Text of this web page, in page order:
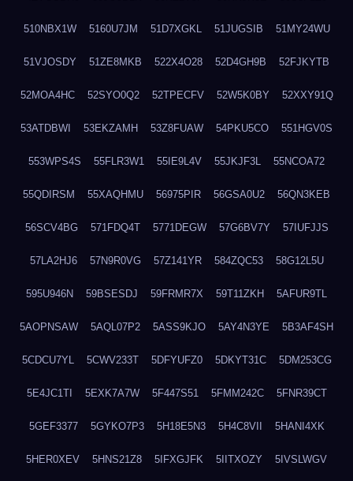
510NBX1W 5160U7JM 51D7XGKL 51JUGSIB 51MY24WU
51VJOSDY 51ZE8MKB 522X4O28 52D4GH9B 52FJKYTB
52MOA4HC 52SYO0Q2 52TPECFV 52W5K0BY 52XXY91Q
53ATDBWI 53EKZAMH 53Z8FUAW 54PKU5CO 551HGV0S
553WPS4S 55FLR3W1 55IE9L4V 55JKJF3L 55NCOA72
55QDIRSM 55XAQHMU 56975PIR 56GSA0U2 56QN3KEB
56SCV4BG 571FDQ4T 5771DEGW 57G6BV7Y 57IUFJJS
57LA2HJ6 57N9R0VG 57Z141YR 584ZQC53 58G12L5U
595U946N 59BSESDJ 59FRMR7X 59T11ZKH 5AFUR9TL
5AOPNSAW 5AQL07P2 5ASS9KJO 5AY4N3YE 5B3AF4SH
5CDCU7YL 5CWV233T 5DFYUFZ0 5DKYT31C 5DM253CG
5E4JC1TI 5EXK7A7W 5F447S51 5FMM242C 5FNR39CT
5GEF3377 5GYKO7P3 5H18E5N3 5H4C8VII 5HANI4XK
5HER0XEV 5HNS21Z8 5IFXGJFK 5IITXOZY 5IVSLWGV